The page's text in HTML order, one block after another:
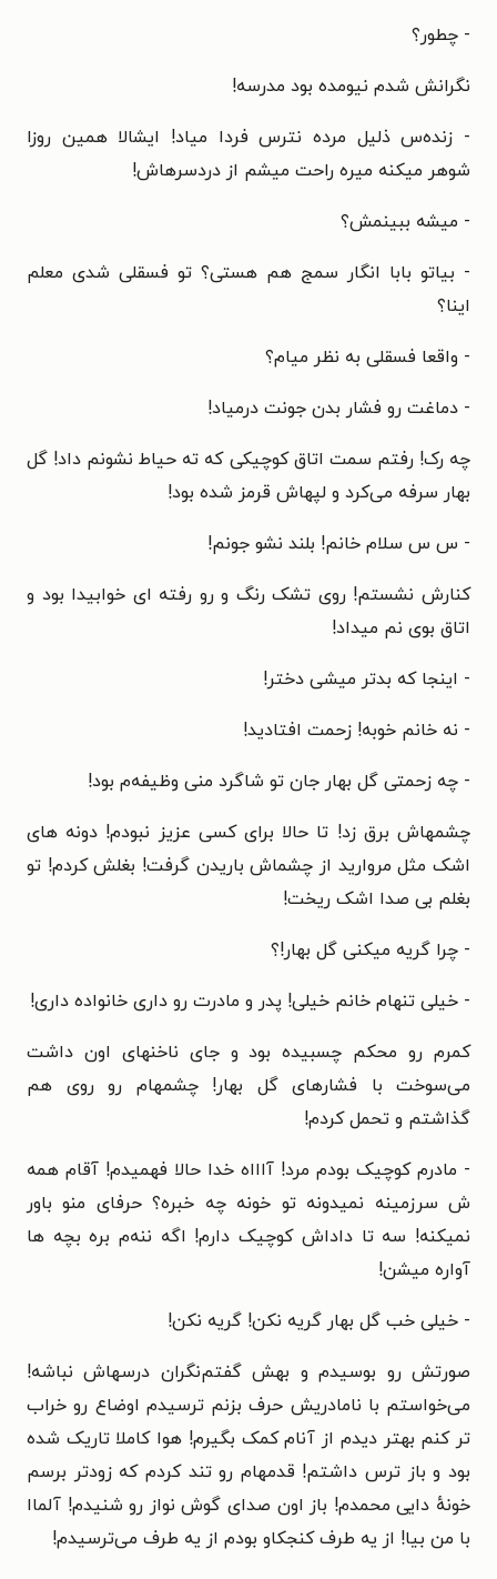
- چطور؟
نگرانش شدم نیومده بود مدرسه!
- زنده‌س ذلیل مرده نترس فردا میاد! ایشالا همین روزا
شوهر میکنه میره راحت میشم از دردسرهاش!
- میشه ببینمش؟
- بیاتو بابا انگار سمج هم هستی؟ تو فسقلی شدی معلم
اینا؟
- واقعا فسقلی به نظر میام؟
- دماغت رو فشار بدن جونت درمیاد!
چه رک! رفتم سمت اتاق کوچیکی که ته حیاط نشونم داد! گل
بهار سرفه می‌کرد و لپهاش قرمز شده بود!
- س س سلام خانم! بلند نشو جونم!
کنارش نشستم! روی تشک رنگ و رو رفته ای خوابیدا بود و
اتاق بوی نم میداد!
- اینجا که بدتر میشی دختر!
- نه خانم خوبه! زحمت افتادید!
- چه زحمتی گل بهار جان تو شاگرد منی وظیفه‌م بود!
چشمهاش برق زد! تا حالا برای کسی عزیز نبودم! دونه های
اشک مثل مروارید از چشماش باریدن گرفت! بغلش کردم! تو
بغلم بی صدا اشک ریخت!
- چرا گریه میکنی گل بهار!؟
- خیلی تنهام خانم خیلی! پدر و مادرت رو داری خانواده داری!
کمرم رو محکم چسبیده بود و جای ناخنهای اون داشت
می‌سوخت با فشارهای گل بهار! چشمهام رو روی هم
گذاشتم و تحمل کردم!
- مادرم کوچیک بودم مرد! آاااه خدا حالا فهمیدم! آقام همه
ش سرزمینه نمیدونه تو خونه چه خبره؟ حرفای منو باور
نمیکنه! سه تا داداش کوچیک دارم! اگه ننه‌م بره بچه ها
آواره میشن!
- خیلی خب گل بهار گریه نکن! گریه نکن!
صورتش رو بوسیدم و بهش گفتم‌نگران درسهاش نباشه!
می‌خواستم با نامادریش حرف بزنم ترسیدم اوضاع رو خراب
تر کنم بهتر دیدم از آنام کمک بگیرم! هوا کاملا تاریک شده
بود و باز ترس داشتم! قدمهام رو تند کردم که زودتر برسم
خونهٔ دایی محمدم! باز اون صدای گوش نواز رو شنیدم! آلماا
با من بیا! از یه طرف کنجکاو بودم از یه طرف می‌ترسیدم!